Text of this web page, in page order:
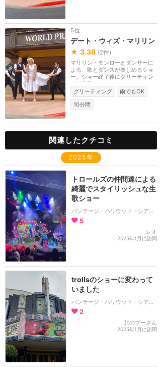
5位
デート・ウィズ・マリリン
★ 3.38 (2件)
マリリン・モンローとダンサーに
よる、歌とダンスが楽しめるショ
ー。ショー終了後にグリーティン
グを実施。
グリーティング
雨でもOK
10分間
関連したクチコミ
2025年
トロールズの仲間達による
綺麗でスタイリッシュな生
歌ショー
パンテージ・ハリウッド・シアター
5
レオ
2025年1月に訪問
trollsのショーに変わって
いました
パンテージ・ハリウッド・シアター
2
北のプーさん
2025年1月に訪問